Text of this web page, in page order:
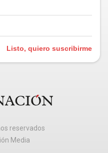
Listo, quiero suscribirme
reservados
Media